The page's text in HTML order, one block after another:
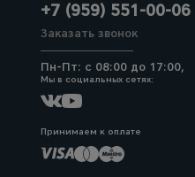
+7 (959) 551-00-06
Заказать звонок
Пн-Пт: с 08:00 до 17:00,
Мы в социальных сетях:
Принимаем к оплате